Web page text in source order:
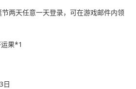
两天任意一天登录，可在游戏邮件内领
果*1
日